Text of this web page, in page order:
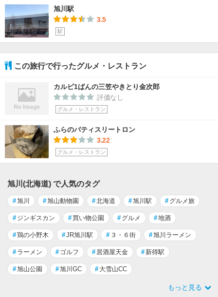
旭川駅
3.5
駅
この旅行で行ったグルメ・レストラン
カルビ1ばんの三笠やきとり金次郎
評価なし
グルメ・レストラン
ふらのパティスリートロン
3.22
グルメ・レストラン
旭川(北海道) で人気のタグ
#旭川 #旭山動物園 #北海道 #旭川駅 # グルメ旅
# ジンギスカン # 買い物公園 # グルメ #地酒
#鶏の小野木 #JR旭川駅 # ３・６街 #旭川ラーメン
# ラーメン # ゴルフ # 居酒屋天金 # 新得駅
#旭山公園 #旭川GC # 大雪山CC
もっと見る